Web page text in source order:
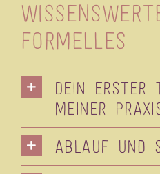
Formelles
Dein erster
meiner
Ablauf und